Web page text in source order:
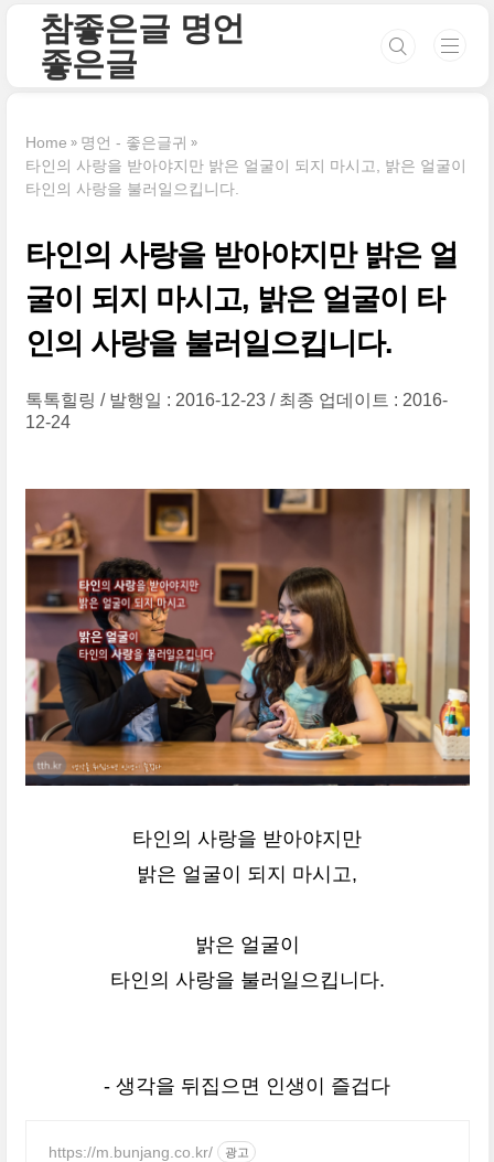
참좋은글 명언
좋은글
Home
명언 - 좋은글귀
타인의 사랑을 받아야지만 밝은 얼굴이 되지 마시고, 밝은 얼굴이
타인의 사랑을 불러일으킵니다.
타인의 사랑을 받아야지만 밝은 얼
굴이 되지 마시고, 밝은 얼굴이 타
인의 사랑을 불러일으킵니다.
톡톡힐링 발행일 : 2016-12-23
최종 업데이트 : 2016-
12-24
타인의 사랑을 받아야지만
밝은 얼굴이 되지 마시고,
밝은 얼굴이
타인의 사랑을 불러일으킵니다.
- 생각을 뒤집으면 인생이 즐겁다
https://m.bunjang.co.kr/ 광고